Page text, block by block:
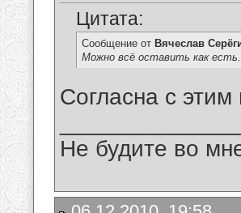
Цитата:
Сообщение от Вячеслав
Можно всё оставить как есть.
Согласна с этим
Не будите во